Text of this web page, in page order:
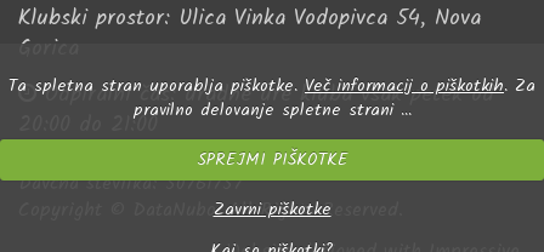
Klubski prostor: Ulica Vinka Vodopivca 54, Nova
Gorica
Odpiralni čas:uradne ure kluba vsak petek od
20:00 do 21:00
Davčna številka:50761757
DataNubo.All Rights Reserved.
Ta spletna stran uporablja piškotke. Več informacij o piškotkih. Za
pravilno delovanje spletne strani ...
SPREJMI PIŠKOTKE
Zavrni piškotke